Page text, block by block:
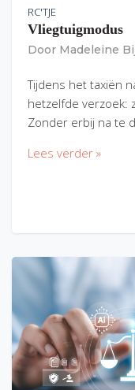
RC'TJE
Vliegtuigmodus
Door Madeleine
Tijdens het taxiën
hetzelfde verzoek:
Zonder erbij na te
Lees verder »